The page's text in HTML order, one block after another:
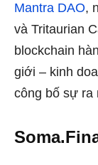
Mantra DAO,
và Tritaurian
blockchain
giới – kinh
công bố sự ra